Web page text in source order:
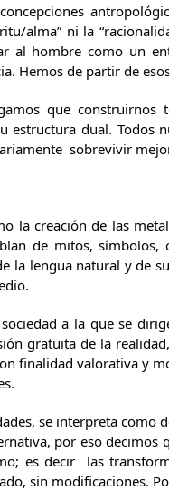
alma” ni la
al hombre como un
Hemos de partir de
que construirnos
estructura dual. Todos
sobrevivir
la creación de las
de mitos,
la lengua natural y de
a la que se
gratuita de la
finalidad valorativa y
se interpreta
por eso
es decir las
sin modificaciones.